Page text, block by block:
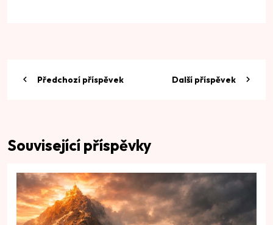
Předchozí příspěvek Další příspěvek
Související příspěvky